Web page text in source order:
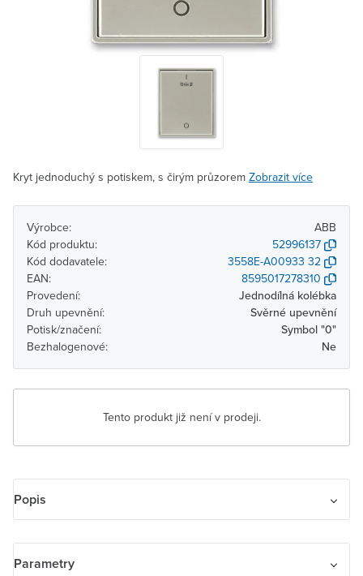
Kryt jednoduchý s potiskem, s čirým průzorem Zobrazit více
Výrobce:
ABB
Kód produktu:
52996137
Kód dodavatele:
3558E-A00933 32
EAN:
8595017278310
Provedení:
Jednodílná kolébka
Druh upevnění:
Svěrné upevnění
Potisk/značení:
Symbol "0"
Bezhalogenové:
Ne
Tento produkt již není v prodeji.
Popis
Parametry